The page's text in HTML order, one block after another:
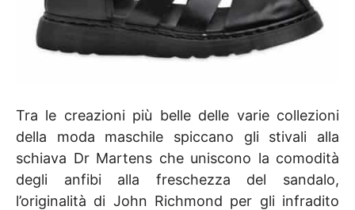
Tra le creazioni più belle delle varie collezioni
della moda maschile spiccano gli stivali alla
schiava Dr Martens che uniscono la comodità
degli anfibi alla freschezza del sandalo,
l’originalità di John Richmond per gli infradito